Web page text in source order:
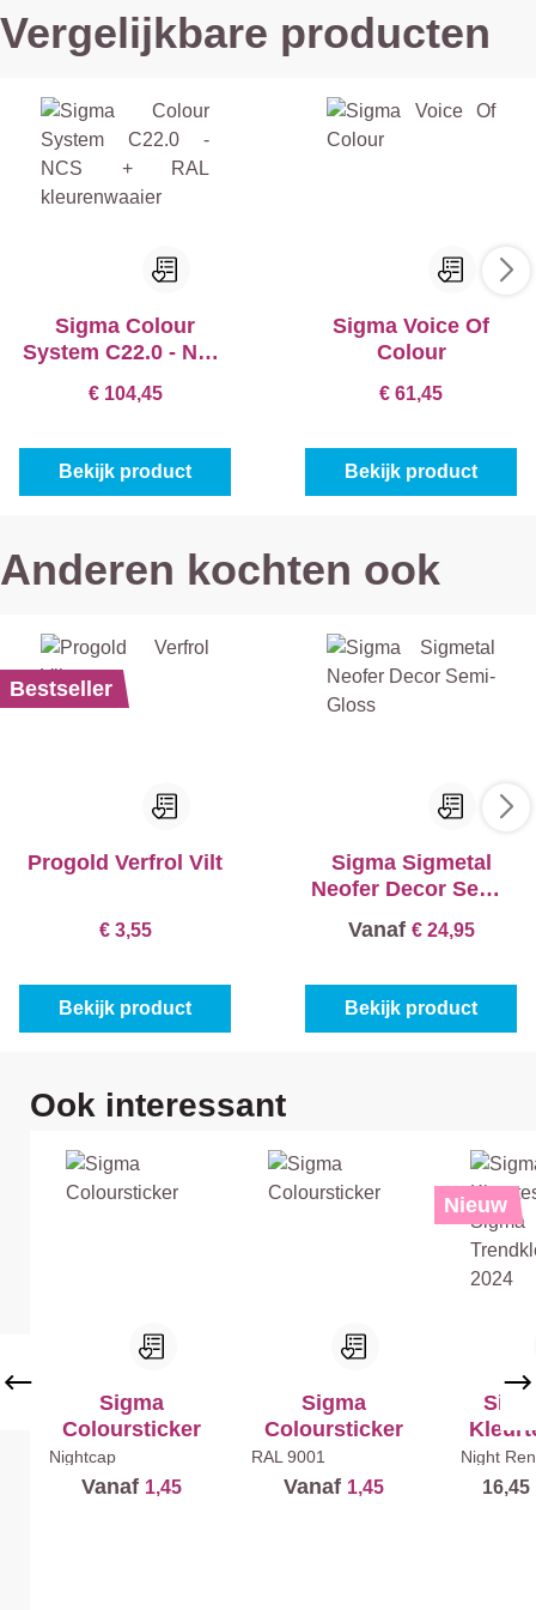
Vergelijkbare producten
Sigma Colour
System C22.0 - NCS
kleurenwaaier
€ 104,45
Bekijk product
Sigma Voice Of
Colour
€ 61,45
Bekijk product
Anderen kochten ook
Bestseller
Progold Verfrol Vilt
€ 3,55
Bekijk product
Sigma Sigmetal
Neofer Decor Semi-
Gloss
Vanaf € 24,95
Bekijk product
Productgalerij overslaan
Ook interessant
Sigma
Coloursticker
Nightcap
Vanaf 1,45
Sigma
Coloursticker
RAL 9001
Vanaf 1,45
%
Nieuw
Night
night3 x
16,45